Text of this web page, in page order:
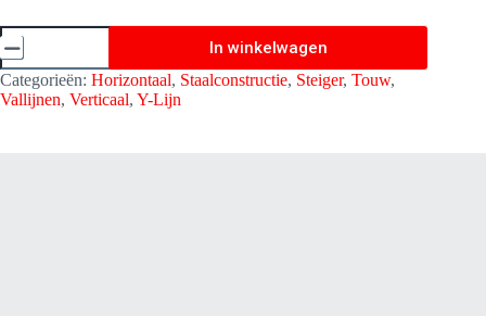
Vallijn
Hope
Essential
Gevlochten
Touw-
In winkelwagen
Categorieën: Horizontaal, Staalconstructie, Steiger, Touw,
Vallijnen, Verticaal, Y-Lijn